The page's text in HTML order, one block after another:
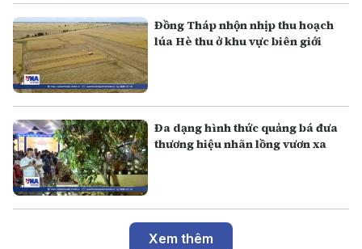
Đồng Tháp nhộn nhịp thu hoạch
lúa Hè thu ở khu vực biên giới
Đa dạng hình thức quảng bá đưa
thương hiệu nhãn lồng vươn xa
Xem thêm